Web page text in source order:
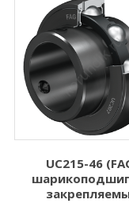
FAG INA
Внутренний
диаметр d
1.000
2.000
3.000
UC215-46